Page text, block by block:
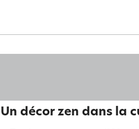
Un décor zen dans la